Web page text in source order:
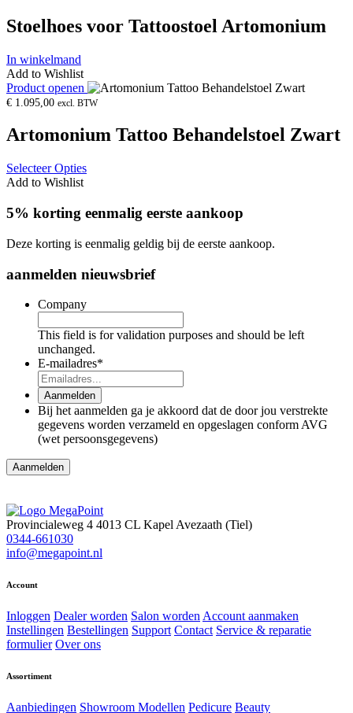
Stoelhoes voor Tattoostoel Artomonium
In winkelmand
Add to Wishlist
Product openen
€ 1.095,00 excl. BTW
Artomonium Tattoo Behandelstoel Zwart
Selecteer Opties
Add to Wishlist
5% korting eenmalig eerste aankoop
Deze korting is eenmalig geldig bij de eerste aankoop.
aanmelden nieuwsbrief
Company
This field is for validation purposes and should be left
unchanged.
E-mailadres*
Aanmelden
Bij het aanmelden ga je akkoord dat de door jou verstrekte
gegevens worden verzameld en opgeslagen conform AVG
(wet persoonsgegevens)
Provincialeweg 4 4013 CL Kapel Avezaath (Tiel)
0344-661030
info@megapoint.nl
Account
Inloggen Dealer worden Salon worden Account aanmaken
Instellingen Bestellingen Support Contact Service & reparatie
formulier Over ons
Assortiment
Aanbiedingen Showroom Modellen Pedicure Beauty